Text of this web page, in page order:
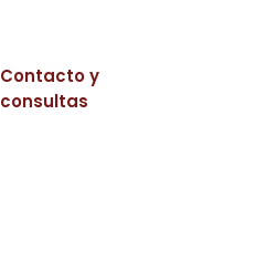
Contacto y
consultas